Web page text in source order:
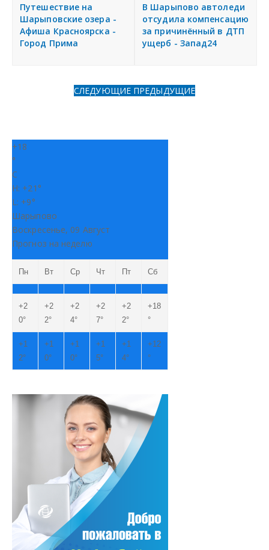
Разместить объявление
Регионы России
Создание сайтов
Путешествие на
Шарыповские озера -
Афиша Красноярска -
Город Прима
В Шарыпово автоледи
отсудила компенсацию
за причинённый в ДТП
ущерб - Запад24
СЛЕДУЮЩИЕ ПРЕДЫДУЩИЕ
+18
°
C
H: +21°
L: +9°
Шарыпово
Воскресенье, 09 Август
Прогноз на неделю
Пн Вт Ср Чт Пт Сб
+2
0°
+2
2°
+2
4°
+2
7°
+2
2°
+18
°
+1
2°
+1
0°
+1
0°
+1
5°
+1
4°
+12
°